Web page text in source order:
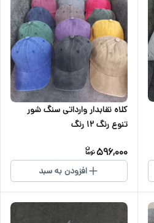
کلاه نقابدار وارداتی سنگ شور
تنوع رنگ ۱۲ رنگ
596,000
افزودن به سبد